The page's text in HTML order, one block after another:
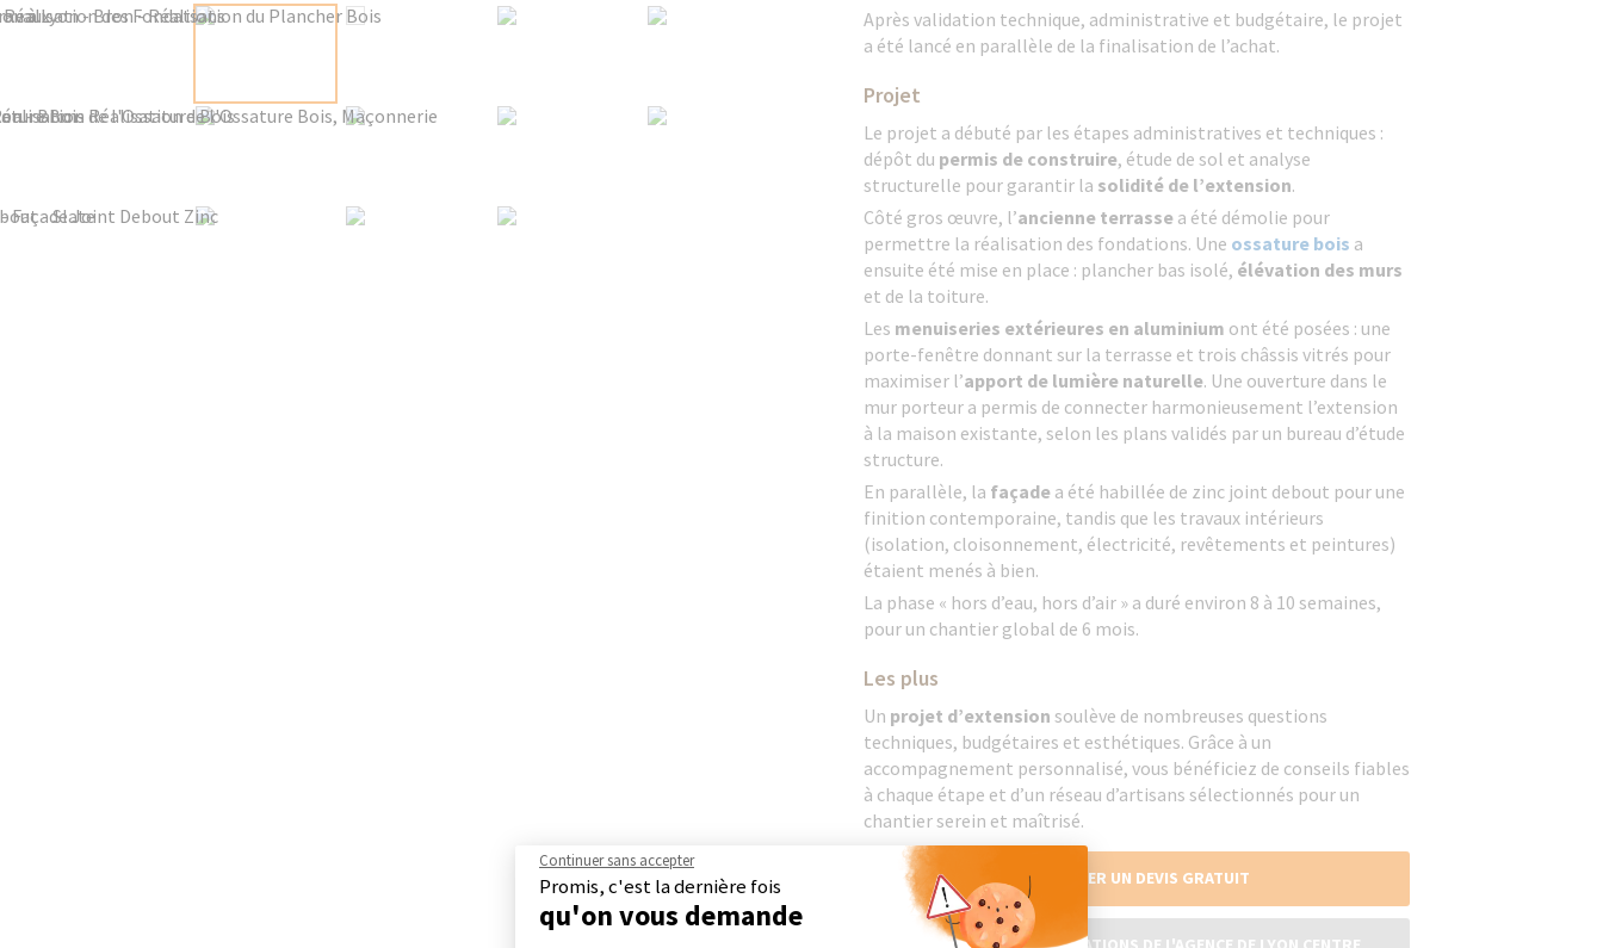
Après validation technique, administrative et budgétaire, le projet
a été lancé en parallèle de la finalisation de l’achat.
Projet
Le projet a débuté par les étapes administratives et techniques :
dépôt du permis de construire, étude de sol et analyse
structurelle pour garantir la solidité de l’extension.
Côté gros œuvre, l’ancienne terrasse a été démolie pour
permettre la réalisation des fondations. Une ossature bois a
ensuite été mise en place : plancher bas isolé, élévation des murs
et de la toiture.
Les menuiseries extérieures en aluminium ont été posées : une
porte-fenêtre donnant sur la terrasse et trois châssis vitrés pour
maximiser l’apport de lumière naturelle. Une ouverture dans le
mur porteur a permis de connecter harmonieusement l’extension
à la maison existante, selon les plans validés par un bureau d’étude
structure.
En parallèle, la façade a été habillée de zinc joint debout pour une
finition contemporaine, tandis que les travaux intérieurs
(isolation, cloisonnement, électricité, revêtements et peintures)
étaient menés à bien.
La phase « hors d’eau, hors d’air » a duré environ 8 à 10 semaines,
pour un chantier global de 6 mois.
Les plus
Un projet d’extension soulève de nombreuses questions
techniques, budgétaires et esthétiques. Grâce à un
accompagnement personnalisé, vous bénéficiez de conseils fiables
à chaque étape et d’un réseau d’artisans sélectionnés pour un
chantier serein et maîtrisé.
DEMANDER UN DEVIS GRATUIT
Continuer sans accepter
Promis, c'est la dernière fois
qu'on vous demande